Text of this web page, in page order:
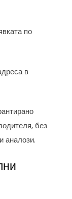
по
в
без
аналози.